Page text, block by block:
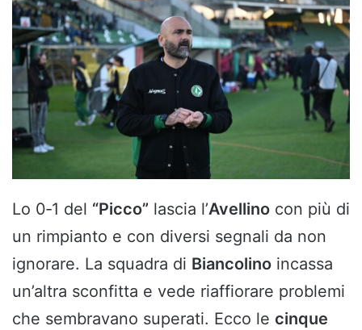
Lo 0‑1 del “Picco” lascia l’Avellino con più di
un rimpianto e con diversi segnali da non
ignorare. La squadra di Biancolino incassa
un’altra sconfitta e vede riaffiorare problemi
che sembravano superati. Ecco le cinque